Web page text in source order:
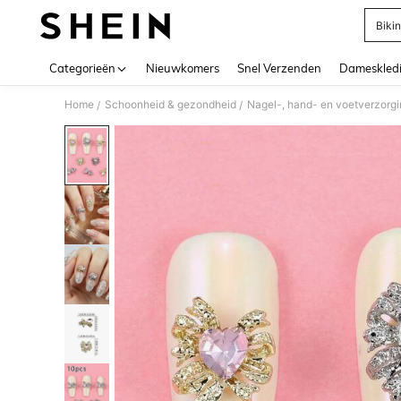
Categorieën Nieuwkomers Snel Verzenden
Home / Schoonheid & gezondheid / Nagel-, hand- en